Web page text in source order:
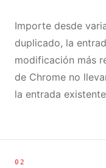
Importe desde
duplicado, la
modificación más
de Chrome no
la entrada
02